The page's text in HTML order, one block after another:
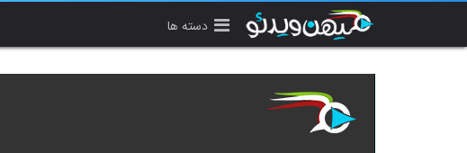
دسته ها